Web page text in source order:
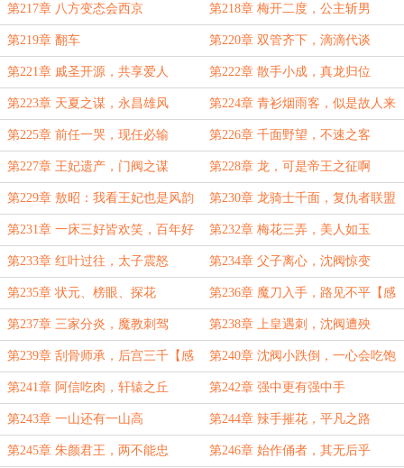
谢“祝我逢考必过”的盟主】
第217章 八方变态会西京 第218章 梅开二度，公主斩男
第219章 翻车 第220章 双管齐下，滴滴代谈
第221章 戚圣开源，共享爱人 第222章 散手小成，真龙归位
第223章 天夏之谋，永昌雄风 第224章 青衫烟雨客，似是故人来
第225章 前任一哭，现任必输 第226章 千面野望，不速之客
第227章 王妃遗产，门阀之谋 第228章 龙，可是帝王之征啊
第229章 敖昭：我看王妃也是风韵
犹存
第230章 龙骑士千面，复仇者联盟
第231章 一床三好皆欢笑，百年好
合二二开
第232章 梅花三弄，美人如玉
第233章 红叶过往，太子震怒 第234章 父子离心，沈阀惊变
第235章 状元、榜眼、探花 第236章 魔刀入手，路见不平【感
谢“你说啥我没看见”的盟主】
第237章 三家分炎，魔教刺驾 第238章 上皇遇刺，沈阀遭殃
第239章 刮骨师承，后宫三千【感
谢“Poisonn”的盟主】
第240章 沈阀小跌倒，一心会吃饱
第241章 阿信吃肉，轩辕之丘 第242章 强中更有强中手
第243章 一山还有一山高 第244章 辣手摧花，平凡之路
第245章 朱颜君王，两不能忠 第246章 始作俑者，其无后乎